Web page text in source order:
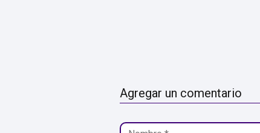
Agregar un comentario